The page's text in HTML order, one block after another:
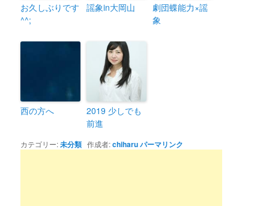
お久しぶりです
^^;
謡象in大岡山
劇団蝶能力×謡
象
西の方へ
2019 少しでも
前進
カテゴリー:未分類 作成者:chiharuパーマリンク